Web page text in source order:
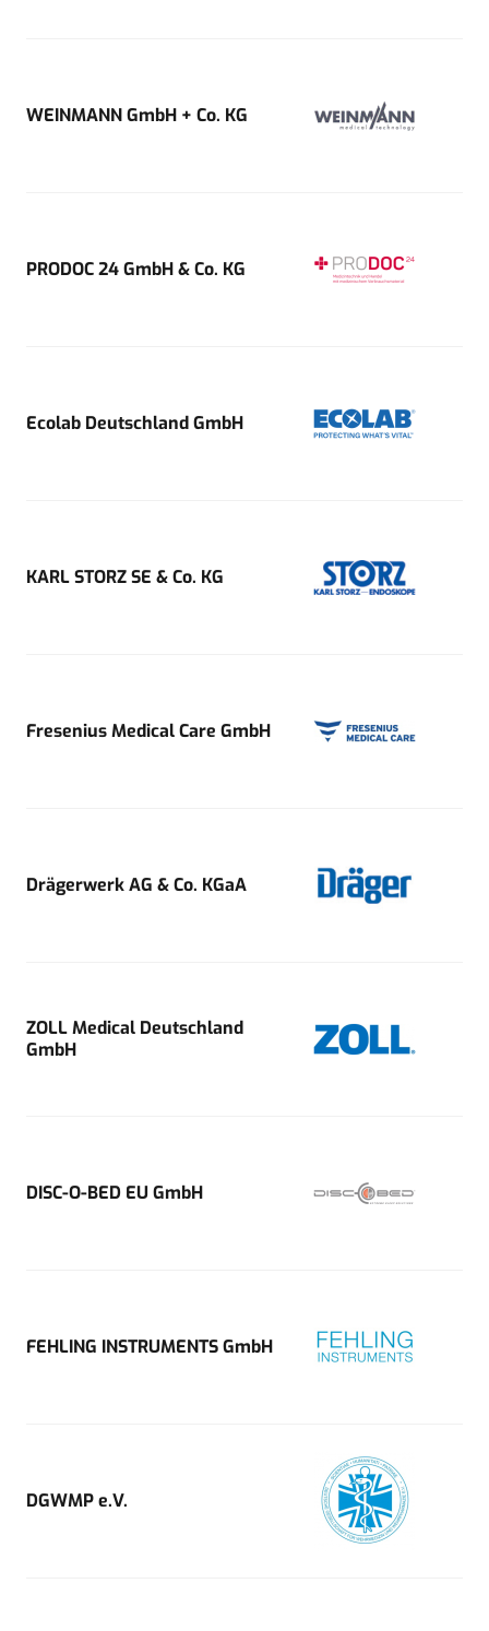
WEINMANN GmbH + Co. KG
PRODOC 24 GmbH & Co. KG
Ecolab Deutschland GmbH
KARL STORZ SE & Co. KG
Fresenius Medical Care GmbH
Drägerwerk AG & Co. KGaA
ZOLL Medical Deutschland
GmbH
DISC-O-BED EU GmbH
FEHLING INSTRUMENTS GmbH
DGWMP e.V.